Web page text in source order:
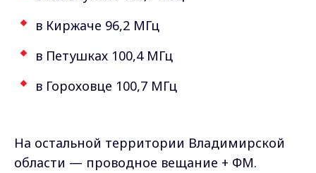
в Киржаче 96,2 МГц
в Петушках 100,4 МГц
в Гороховце 100,7 МГц
На остальной территории Владимирской
области — проводное вещание + ФМ.